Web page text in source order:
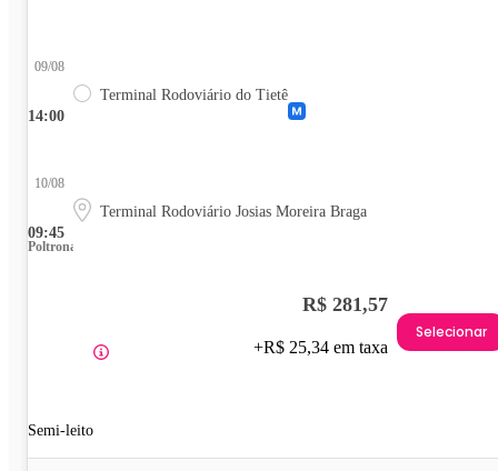
14:00
09/08
Terminal Rodoviário do Tietê
09:45
10/08
Terminal Rodoviário Josias Moreira Braga
Poltrona
Semi-leito
R$ 281,57
+R$ 25,34 em taxa
Selecionar